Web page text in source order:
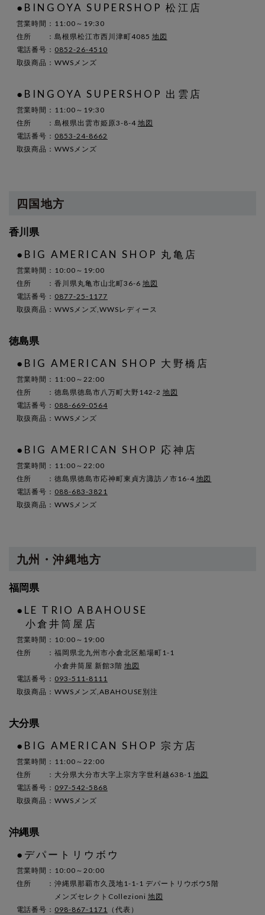
●BINGOYA SUPERSHOP 松江店
営業時間：11:00～19:30
住所 ：島根県松江市西川津町4085 地図
電話番号： 0852-26-4510
取扱商品：WWSメンズ
●BINGOYA SUPERSHOP 出雲店
営業時間：11:00～19:30
住所 ：島根県出雲市姫原3-8-4 地図
電話番号： 0853-24-8662
取扱商品：WWSメンズ
四国地方
香川県
●BIG AMERICAN SHOP 丸亀店
営業時間：10:00～19:00
住所 ：香川県丸亀市山北町36-6 地図
電話番号： 0877-25-1177
取扱商品：WWSメンズ,WWSレディース
徳島県
●BIG AMERICAN SHOP 大野橋店
営業時間：11:00～22:00
住所 ：徳島県徳島市八万町大野142-2 地図
電話番号： 088-669-0564
取扱商品：WWSメンズ
●BIG AMERICAN SHOP 応神店
営業時間：11:00～22:00
住所 ：徳島県徳島市応神町東貞方諏訪ノ市16-4 地図
電話番号： 088-683-3821
取扱商品：WWSメンズ
九州・沖縄地方
福岡県
●LE TRIO ABAHOUSE
小倉井筒屋店
営業時間：10:00～19:00
住所 ：福岡県北九州市小倉北区船場町1-1
小倉井筒屋 新館3階 地図
電話番号： 093-511-8111
取扱商品：WWSメンズ,ABAHOUSE別注
大分県
●BIG AMERICAN SHOP 宗方店
営業時間：11:00～22:00
住所 ：大分県大分市大字上宗方字世利越638-1 地図
電話番号： 097-542-5868
取扱商品：WWSメンズ
沖縄県
●デパートリウボウ
営業時間：10:00～20:00
住所 ：沖縄県那覇市久茂地1-1-1 デパートリウボウ5階
メンズセレクトCollezioni 地図
電話番号： 098-867-1171 （代表）